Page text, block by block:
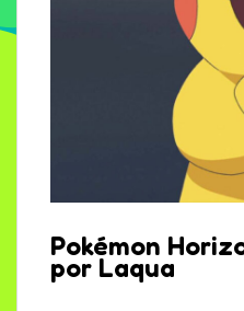
Pokémon
por Laqua